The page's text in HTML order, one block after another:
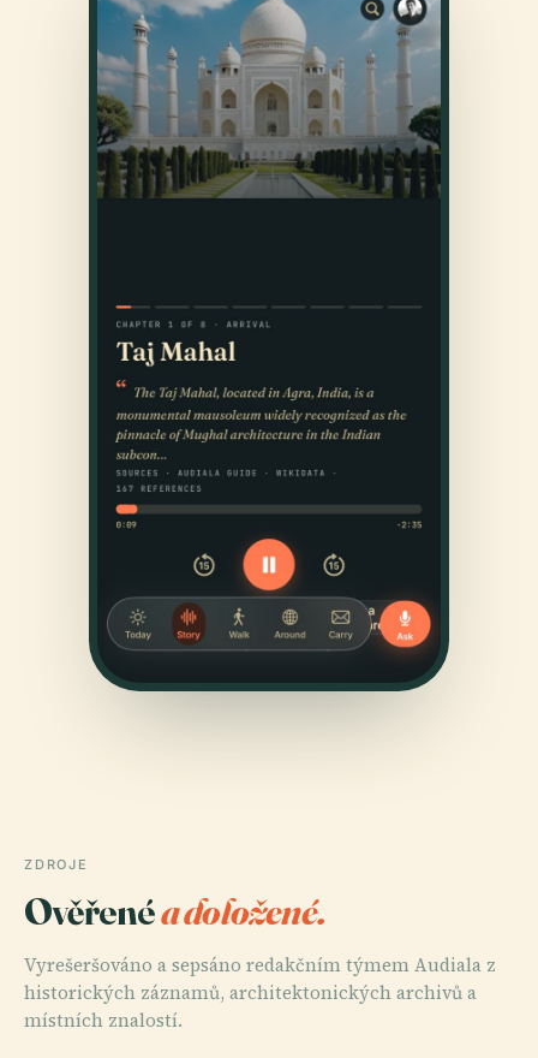
ZDROJE
Ověřenéa doložené.
Vyrešeršováno a sepsáno redakčním týmem Audiala z
historických záznamů, architektonických archivů a
místních znalostí.